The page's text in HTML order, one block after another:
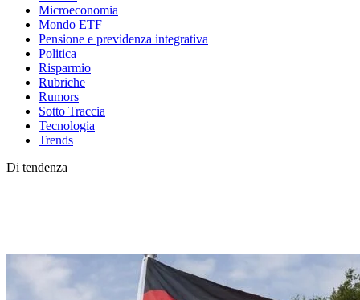
Microeconomia
Mondo ETF
Pensione e previdenza integrativa
Politica
Risparmio
Rubriche
Rumors
Sotto Traccia
Tecnologia
Trends
Di tendenza